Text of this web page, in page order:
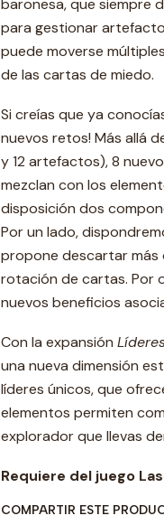
baronesa, que siempre
para gestionar
puede moverse
de las cartas de miedo.
Si creías que ya
nuevos retos! Más allá
y 12 artefactos), 8
mezclan con los
disposición dos
Por un lado,
propone descartar más
rotación de cartas. Por
nuevos beneficios
Con la expansión
una nueva dimensión
líderes únicos, que
elementos permiten
explorador que llevas
Requiere del juego
COMPARTIR ESTE